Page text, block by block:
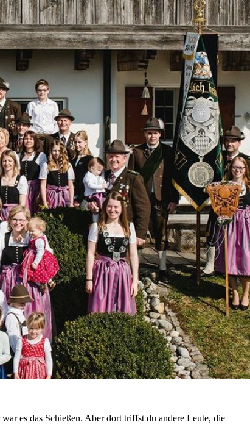
es das Schießen. Aber dort triffst du andere Leute, die